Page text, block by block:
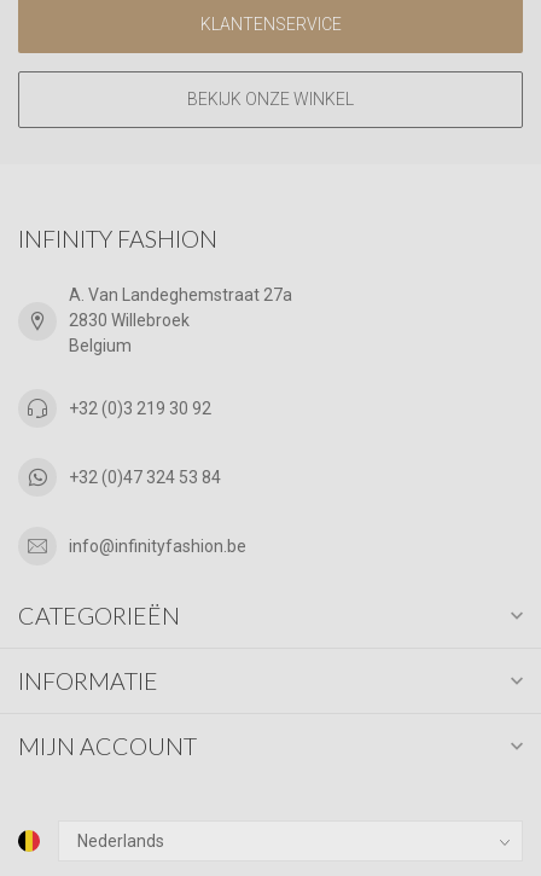
KLANTENSERVICE
BEKIJK ONZE WINKEL
INFINITY FASHION
A. Van Landeghemstraat 27a
2830 Willebroek
Belgium
+32 (0)3 219 30 92
+32 (0)47 324 53 84
info@infinityfashion.be
CATEGORIEËN
INFORMATIE
MIJN ACCOUNT